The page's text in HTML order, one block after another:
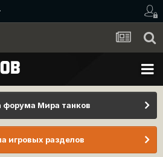
форума Мира танков
игровых разделов